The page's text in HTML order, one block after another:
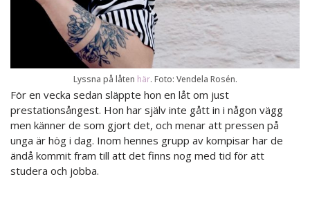
Lyssna på låten här. Foto: Vendela Rosén.
För en vecka sedan släppte hon en låt om just
prestationsångest. Hon har själv inte gått in i någon vägg
men känner de som gjort det, och menar att pressen på
unga är hög i dag. Inom hennes grupp av kompisar har de
ändå kommit fram till att det finns nog med tid för att
studera och jobba.